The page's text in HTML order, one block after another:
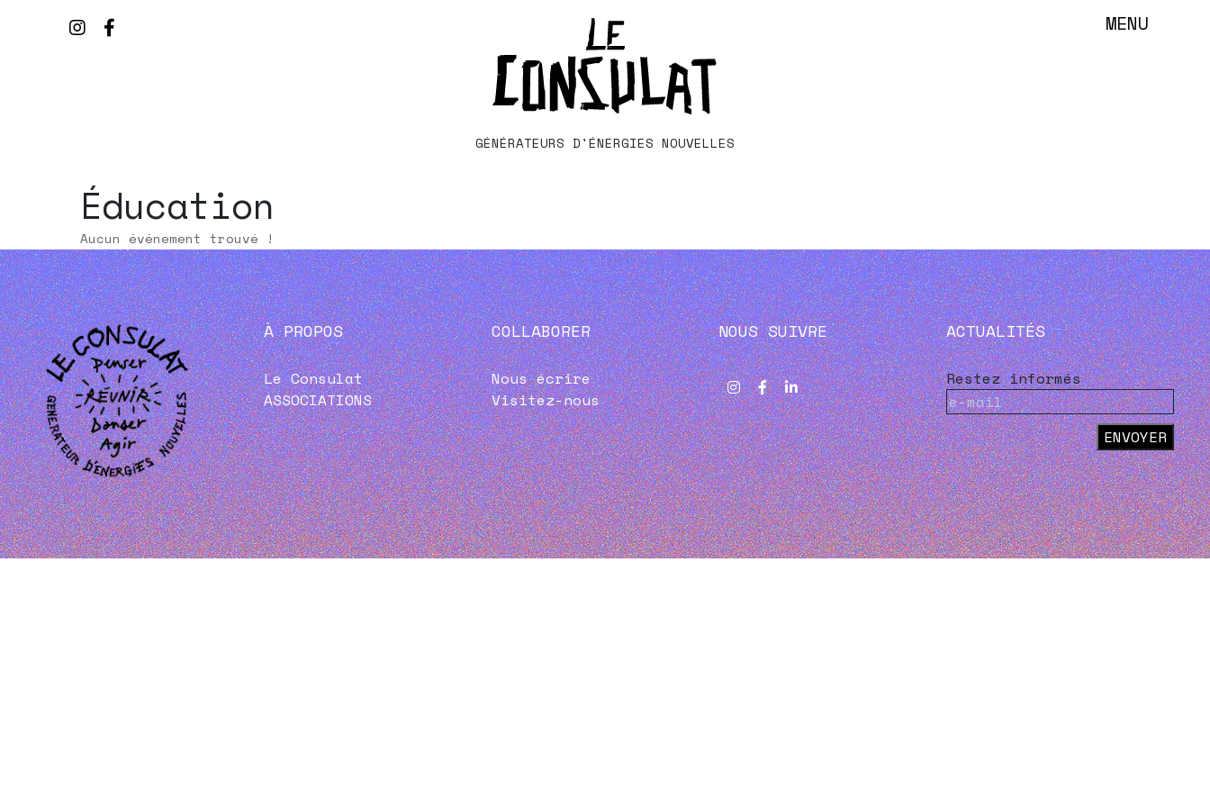
MENU
GÉNÉRATEURS D'ÉNERGIES NOUVELLES
Éducation
Aucun événement trouvé !
À PROPOS
Le Consulat
ASSOCIATIONS
COLLABORER
Nous écrire
Visitez-nous
NOUS SUIVRE ACTUALITÉS
Restez informés
ENVOYER